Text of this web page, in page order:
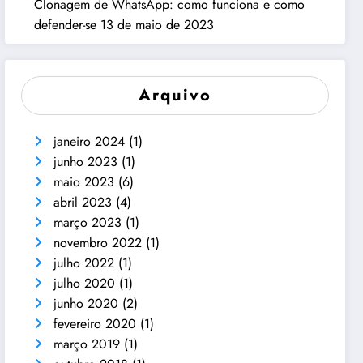
Clonagem de WhatsApp: como funciona e como
defender-se 13 de maio de 2023
Arquivo
janeiro 2024 (1)
junho 2023 (1)
maio 2023 (6)
abril 2023 (4)
março 2023 (1)
novembro 2022 (1)
julho 2022 (1)
julho 2020 (1)
junho 2020 (2)
fevereiro 2020 (1)
março 2019 (1)